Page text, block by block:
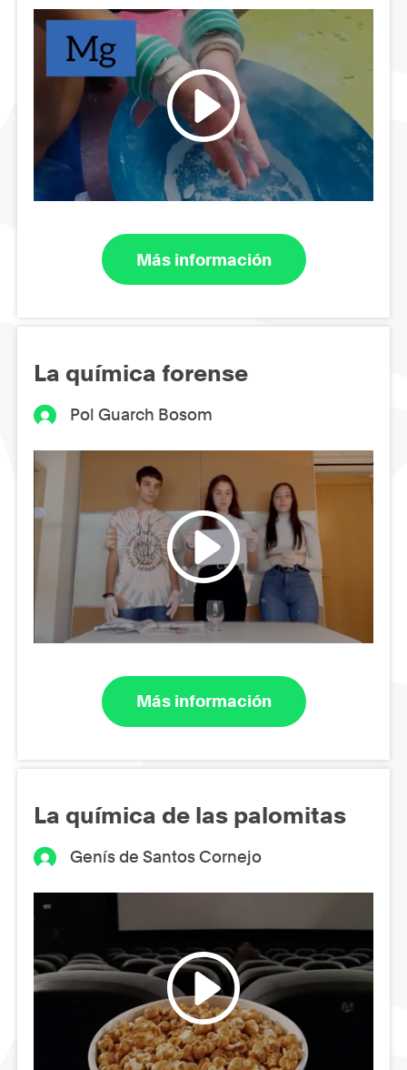
Más información
La química forense
Pol Guarch Bosom
Más información
La química de las palomitas
Genís de Santos Cornejo